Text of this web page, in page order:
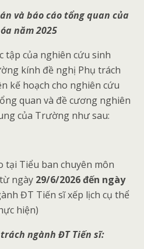
và báo cáo tổng quan của
năm 2025
của nghiên cứu sinh
kính đề nghị Phụ trách
kế hoạch cho nghiên cứu
quan và đề cương nghiên
của Trường như sau:
tại Tiểu ban chuyên môn
ngày 29/6/2026đến ngày
ĐT Tiến sĩ xếp lịch cụ thể
hiện)
ngành ĐT Tiến sĩ: